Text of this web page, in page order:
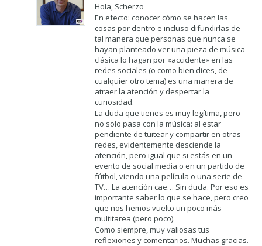
Hola, Scherzo
En efecto: conocer cómo se hacen las
cosas por dentro e incluso difundirlas de
tal manera que personas que nunca se
hayan planteado ver una pieza de música
clásica lo hagan por «accidente» en las
redes sociales (o como bien dices, de
cualquier otro tema) es una manera de
atraer la atención y despertar la
curiosidad.
La duda que tienes es muy legítima, pero
no solo pasa con la música: al estar
pendiente de tuitear y compartir en otras
redes, evidentemente desciende la
atención, pero igual que si estás en un
evento de social media o en un partido de
fútbol, viendo una película o una serie de
TV… La atención cae… Sin duda. Por eso es
importante saber lo que se hace, pero creo
que nos hemos vuelto un poco más
multitarea (pero poco).
Como siempre, muy valiosas tus
reflexiones y comentarios. Muchas gracias.